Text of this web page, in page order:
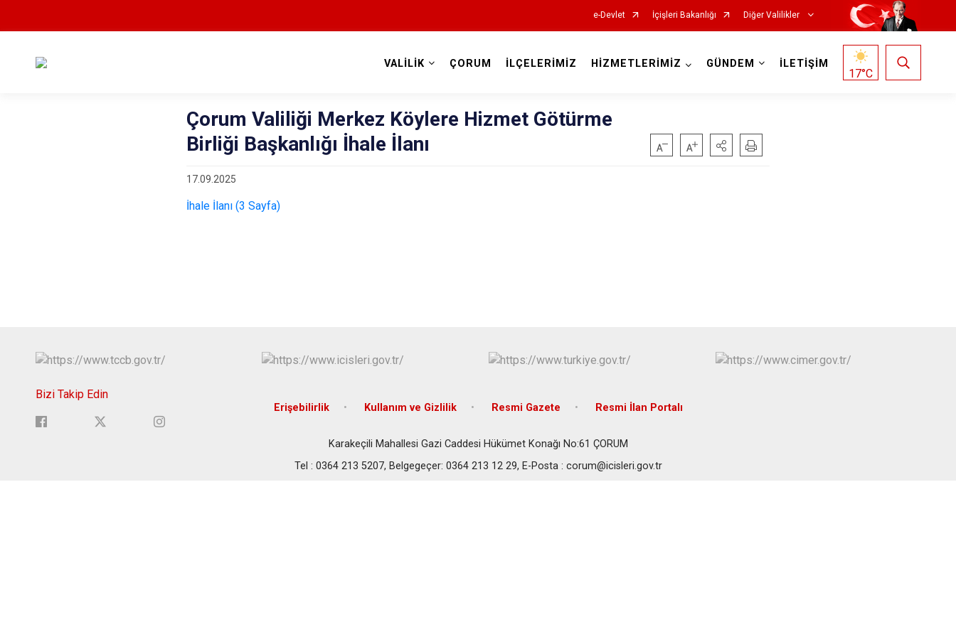
e-Devlet İçişleri Bakanlığı Diğer Valilikler
VALİLİK ÇORUM İLÇELERİMİZ HİZMETLERİMİZ GÜNDEM İLETİŞİM
17°C
Çorum Valiliği Merkez Köylere Hizmet Götürme
Birliği Başkanlığı İhale İlanı
17.09.2025
İhale İlanı (3 Sayfa)
Bizi Takip Edin
Erişebilirlik Kullanım ve Gizlilik Resmi Gazete Resmi İlan Portalı
Karakeçili Mahallesi Gazi Caddesi Hükümet Konağı No:61 ÇORUM
Tel : 0364 213 5207, Belgegeçer: 0364 213 12 29, E-Posta : corum@icisleri.gov.tr